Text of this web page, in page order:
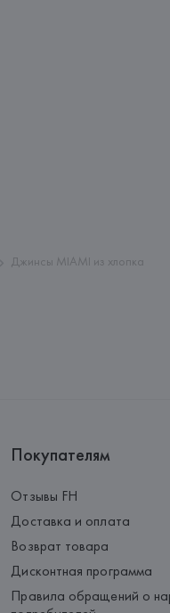
Джинсы MIAMI из хлопка
Покупателям
Отзывы FH
Доставка и оплата
Возврат товара
Дисконтная программа
Правила обращений о